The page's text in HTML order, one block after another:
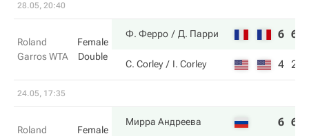
28.05, 20:40
Roland
Garros WTA
Female
Double
Ф. Ферро Д. Парри 6 6
C. Corley I. Corley 4 2
24.05, 17:35
Roland
Female
Мирра Андреева 6 6